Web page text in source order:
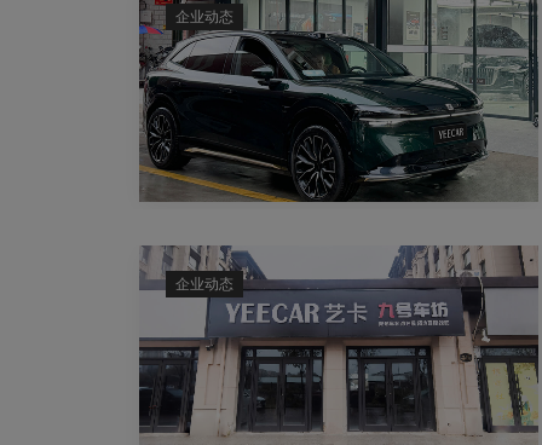
企业动态
企业动态